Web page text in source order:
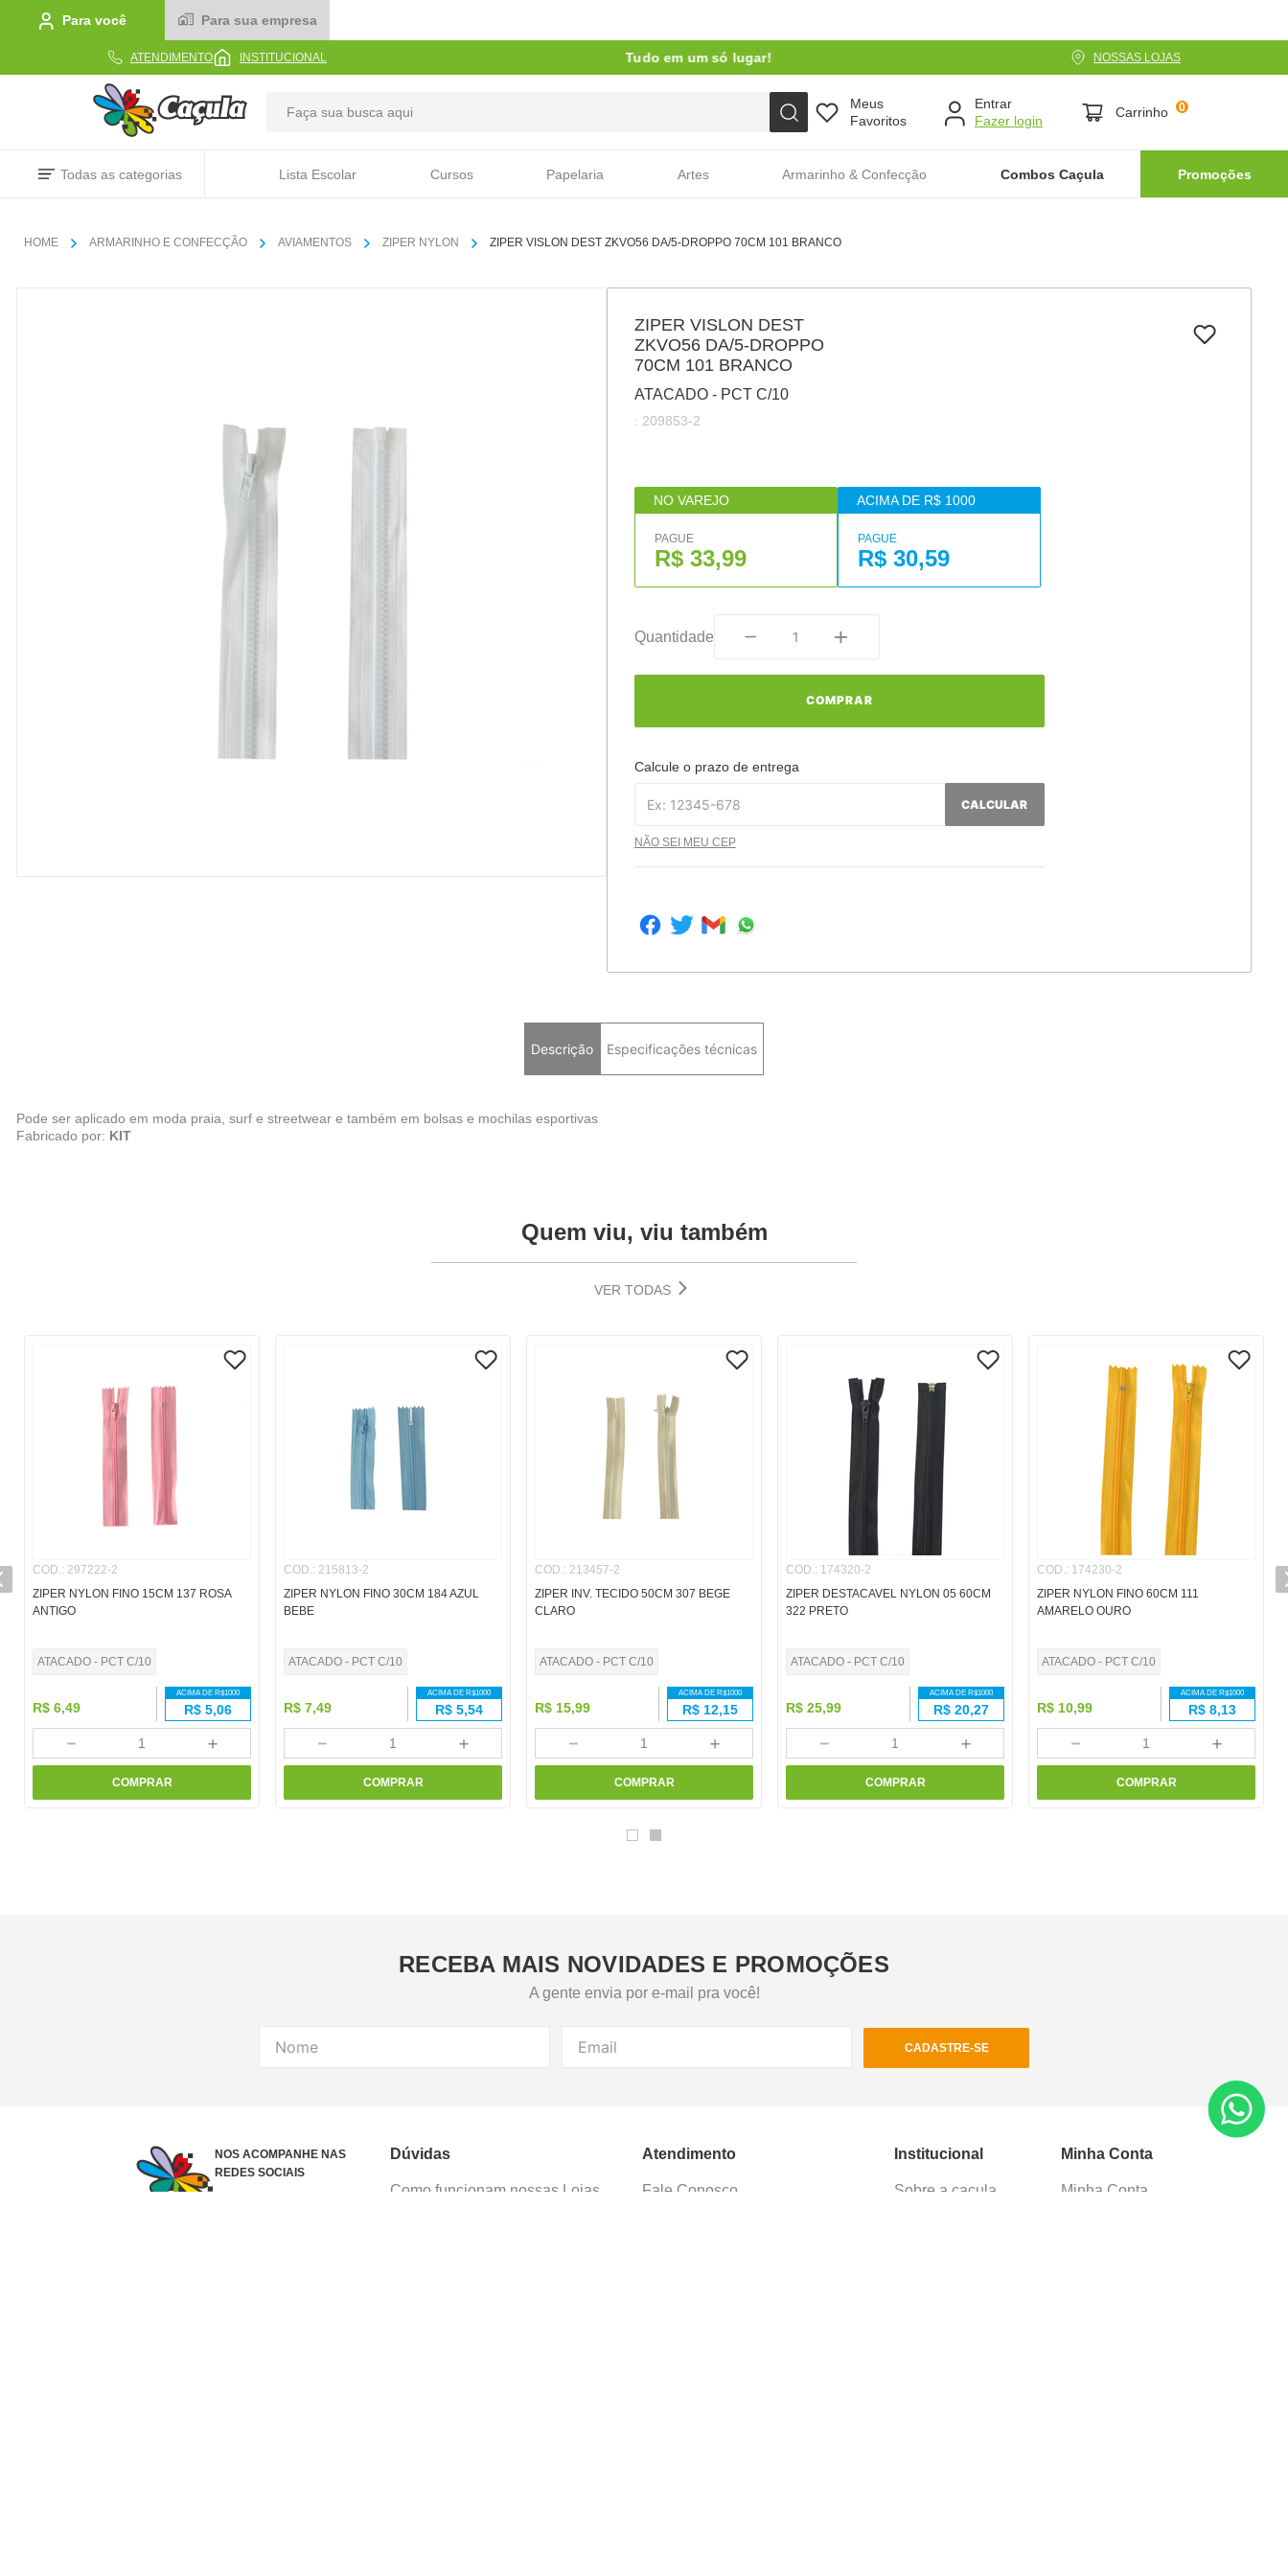
Para você Para sua empresa
ATENDIMENTO INSTITUCIONAL Tudo em um só lugar! NOSSAS LOJAS
Meus
Favoritos
Entrar
Carrinho 0
Todas as categorias Lista Escolar Cursos Papelaria Artes Armarinho & Confecção Combos Caçula Promoções
ARMARINHO E CONFECÇÃO AVIAMENTOS ZIPER NYLON ZIPER VISLON DEST ZKVO56 DA/5-DROPPO 70CM 101 BRANCO
ZIPER VISLON DEST
ZKVO56 DA/5-DROPPO
70CM 101 BRANCO
ATACADO - PCT C/10
: 209853-2
NO VAREJO
PAGUE
R$ 33,99
ACIMA DE R$ 1000
PAGUE
R$ 30,59
Quantidade
COMPRAR
Calcule o prazo de entrega
CALCULAR
NÃO SEI MEU CEP
Descrição Especificações técnicas
Pode ser aplicado em moda praia, surf e streetwear e também em bolsas e mochilas esportivas
Fabricado por: KIT
Quem viu, viu também
VER TODAS
COD.: 297222-2
ZIPER NYLON FINO 15CM 137 ROSA
ANTIGO
ATACADO - PCT C/10
R$ 6,49
ACIMA DE R$1000
R$ 5,06
＋
－
COMPRAR
COD.: 215813-2
ZIPER NYLON FINO 30CM 184 AZUL
BEBE
ATACADO - PCT C/10
R$ 7,49
ACIMA DE R$1000
R$ 5,54
＋
－
COMPRAR
COD.: 213457-2
ZIPER INV. TECIDO 50CM 307 BEGE
CLARO
ATACADO - PCT C/10
R$ 15,99
ACIMA DE R$1000
R$ 12,15
＋
－
COMPRAR
COD.: 174320-2
ZIPER DESTACAVEL NYLON 05 60CM
322 PRETO
ATACADO - PCT C/10
R$ 25,99
ACIMA DE R$1000
R$ 20,27
＋
－
COMPRAR
COD.: 174230-2
ZIPER NYLON FINO 60CM 111
AMARELO OURO
ATACADO - PCT C/10
R$ 10,99
ACIMA DE R$1000
R$ 8,13
＋
－
COMPRAR
RECEBA MAIS NOVIDADES E PROMOÇÕES
A gente envia por e-mail pra você!
CADASTRE-SE
NOS ACOMPANHE NAS
REDES SOCIAIS
Dúvidas
Como funcionam nossas Lojas
Atendimento
Fale Conosco
Institucional
Sobre a caçula
Minha Conta
Minha Conta
TERMOS MAIS BUSCADOS
linha
barbante